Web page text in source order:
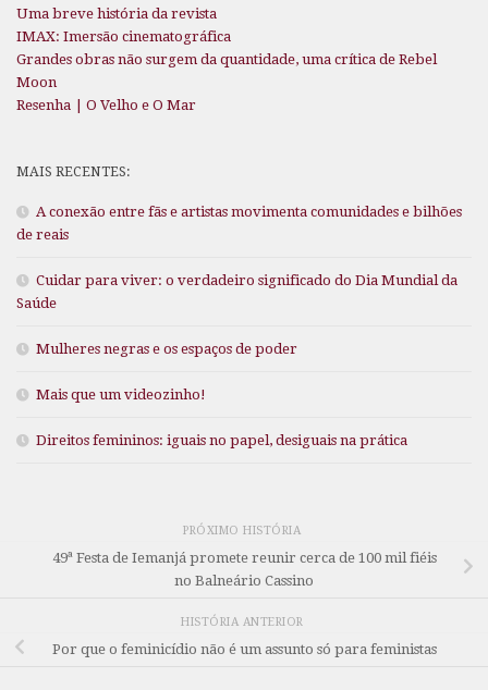
Uma breve história da revista
IMAX: Imersão cinematográfica
Grandes obras não surgem da quantidade, uma crítica de Rebel
Moon
Resenha | O Velho e O Mar
MAIS RECENTES:
A conexão entre fãs e artistas movimenta comunidades e bilhões
de reais
Cuidar para viver: o verdadeiro significado do Dia Mundial da
Saúde
Mulheres negras e os espaços de poder
Mais que um videozinho!
Direitos femininos: iguais no papel, desiguais na prática
PRÓXIMO HISTÓRIA
49ª Festa de Iemanjá promete reunir cerca de 100 mil fiéis
no Balneário Cassino
HISTÓRIA ANTERIOR
Por que o feminicídio não é um assunto só para feministas